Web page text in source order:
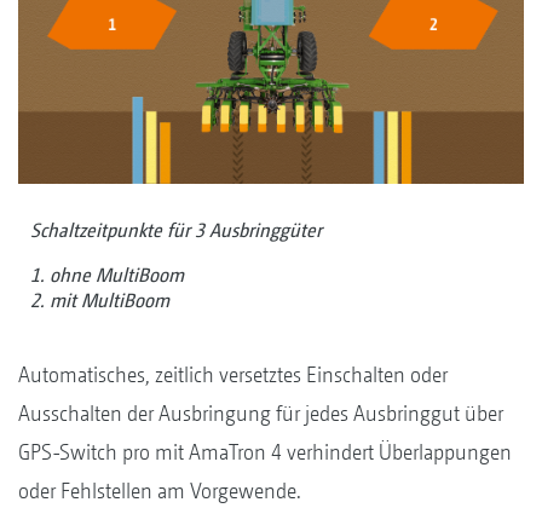
Schaltzeitpunkte für 3 Ausbringgüter
1. ohne MultiBoom
2. mit MultiBoom
Automatisches, zeitlich versetztes Einschalten oder
Ausschalten der Ausbringung für jedes Ausbringgut über
GPS-Switch pro mit AmaTron 4 verhindert Überlappungen
oder Fehlstellen am Vorgewende.